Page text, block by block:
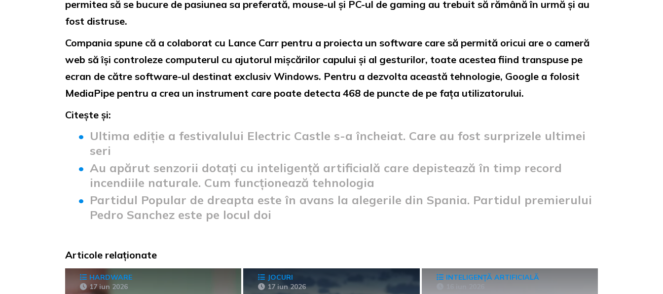
permitea să se bucure de pasiunea sa preferată, mouse-ul și PC-ul de gaming au trebuit să rămână în urmă și au
fost distruse.
Compania spune că a colaborat cu Lance Carr pentru a proiecta un software care să permită oricui are o cameră
web să își controleze computerul cu ajutorul mișcărilor capului și al gesturilor, toate acestea fiind transpuse pe
ecran de către software-ul destinat exclusiv Windows. Pentru a dezvolta această tehnologie, Google a folosit
MediaPipe pentru a crea un instrument care poate detecta 468 de puncte de pe fața utilizatorului.
Citește și:
Ultima ediție a festivalului Electric Castle s-a încheiat. Care au fost surprizele ultimei
seri
Au apărut senzorii dotați cu inteligență artificială care depistează în timp record
incendiile naturale. Cum funcționează tehnologia
Partidul Popular de dreapta este în avans la alegerile din Spania. Partidul premierului
Pedro Sanchez este pe locul doi
Articole relaționate
HARDWARE
17 iun 2026
JOCURI
17 iun 2026
INTELIGENȚĂ ARTIFICIALĂ